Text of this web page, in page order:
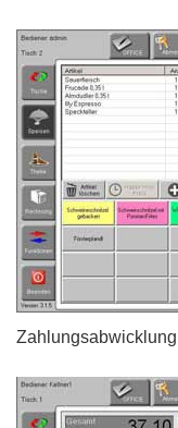
Zahlungsabwicklung